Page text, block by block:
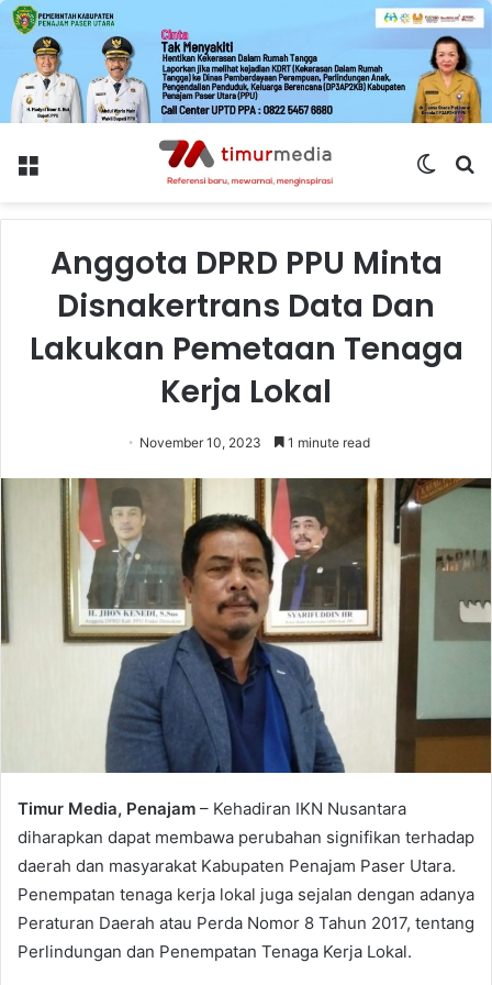
Menu
Switch
Anggota DPRD PPU Minta
Disnakertrans Data Dan
Lakukan Pemetaan Tenaga
Kerja Lokal
November 10, 2023 1 minute read
Timur Media, Penajam – Kehadiran IKN Nusantara
diharapkan dapat membawa perubahan signifikan terhadap
daerah dan masyarakat Kabupaten Penajam Paser Utara.
Penempatan tenaga kerja lokal juga sejalan dengan adanya
Peraturan Daerah atau Perda Nomor 8 Tahun 2017, tentang
Perlindungan dan Penempatan Tenaga Kerja Lokal.